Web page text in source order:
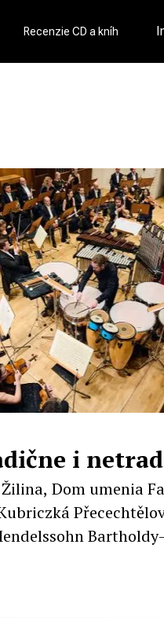
Recenzie CD a kníh
i
Žilina, Dom umenia